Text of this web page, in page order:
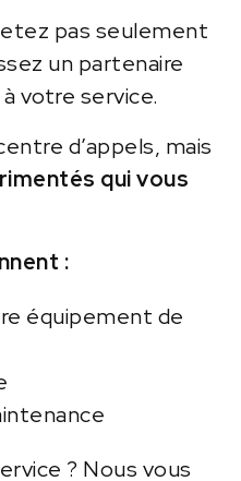
pas seulement
un partenaire
votre service.
d’appels, mais
qui vous
:
équipement de
? Nous vous